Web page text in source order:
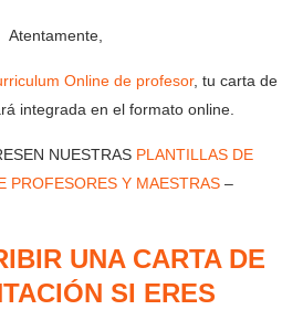
Atentamente,
Online de profesor, tu carta de
integrada en el formato online.
NUESTRAS PLANTILLAS DE
PROFESORES Y MAESTRAS –
UNA CARTA DE
SI ERES